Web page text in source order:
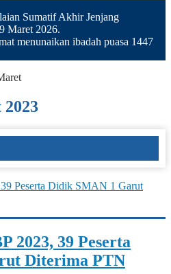
Sumatif Akhir Jenjang
Maret 2026.
menunaikan ibadah puasa 1447
2023, 39 Peserta
Diterima PTN